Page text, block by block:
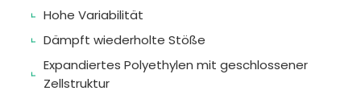
Hohe Variabilität
Dämpft wiederholte Stöße
Expandiertes Polyethylen mit geschlossener
Zellstruktur